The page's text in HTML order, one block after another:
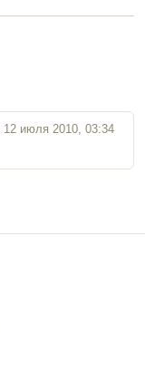
12 июля 2010, 03:34